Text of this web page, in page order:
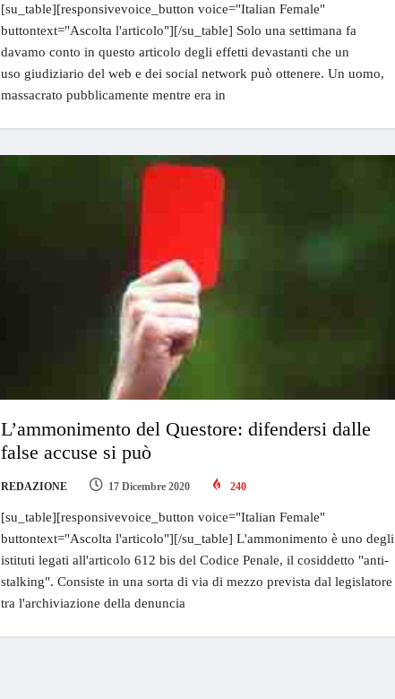
[su_table][responsivevoice_button voice="Italian Female"
buttontext="Ascolta l'articolo"][/su_table] Solo una settimana fa
davamo conto in questo articolo degli effetti devastanti che un
uso giudiziario del web e dei social network può ottenere. Un uomo,
massacrato pubblicamente mentre era in
L’ammonimento del Questore: difendersi dalle
false accuse si può
REDAZIONE 17 Dicembre 2020 240
[su_table][responsivevoice_button voice="Italian Female"
buttontext="Ascolta l'articolo"][/su_table] L'ammonimento è uno degli
istituti legati all'articolo 612 bis del Codice Penale, il cosiddetto "anti-
stalking". Consiste in una sorta di via di mezzo prevista dal legislatore
tra l'archiviazione della denuncia